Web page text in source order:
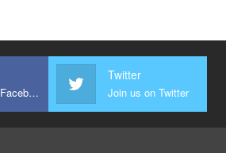
Join us on Facebook
Twitter
Join us on Twitter